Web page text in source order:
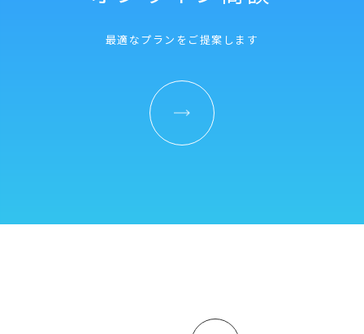
最適なプランをご提案します